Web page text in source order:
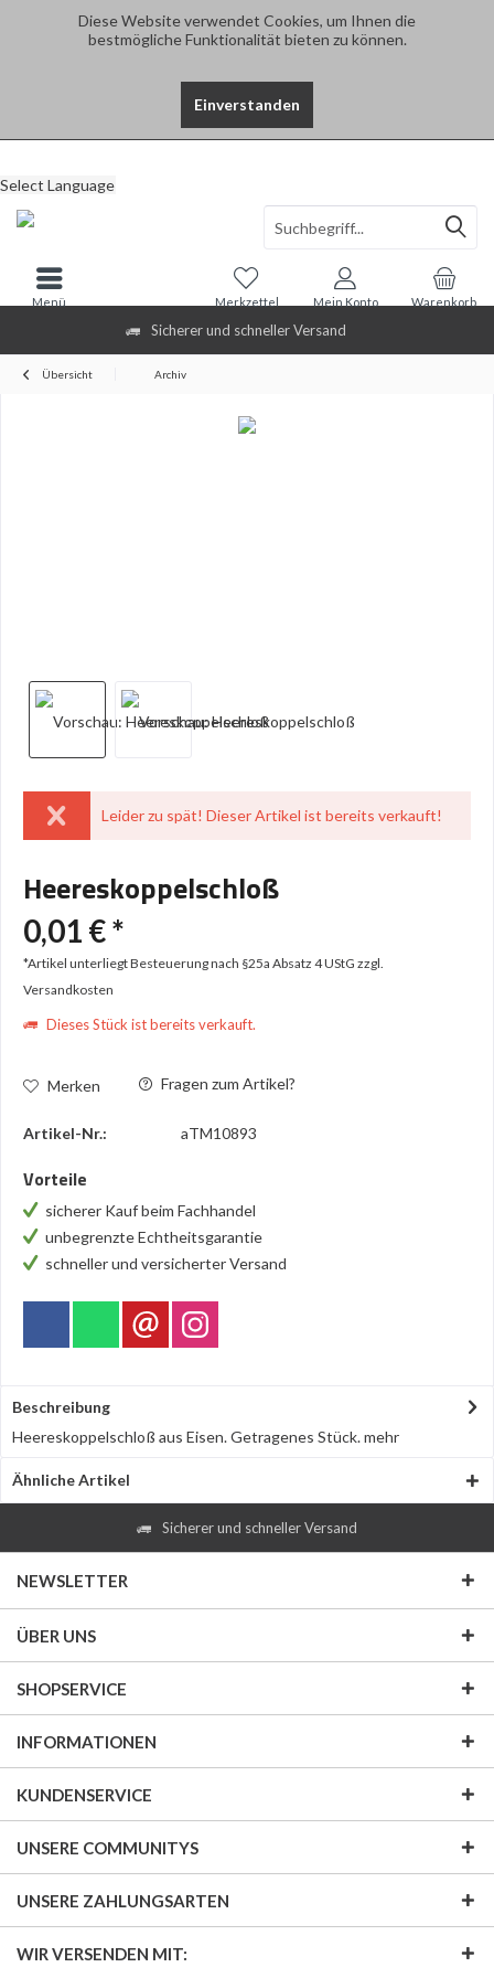
Diese Website verwendet Cookies, um Ihnen die
bestmögliche Funktionalität bieten zu können.
Einverstanden
Sicherer und schneller Versand
Select Language
Warenkorb
Merkzettel Mein Konto
Menü
Übersicht Archiv
Leider zu spät! Dieser Artikel ist bereits verkauft!
Heereskoppelschloß
0,01 € *
*Artikel unterliegt Besteuerung nach §25a Absatz 4 UStG zzgl.
Versandkosten
Dieses Stück ist bereits verkauft.
Merken Fragen zum Artikel?
Artikel-Nr.: aTM10893
Vorteile
sicherer Kauf beim Fachhandel
unbegrenzte Echtheitsgarantie
schneller und versicherter Versand
Beschreibung
Heereskoppelschloß aus Eisen. Getragenes Stück.mehr
Ähnliche Artikel
Sicherer und schneller Versand
NEWSLETTER
ÜBER UNS
SHOPSERVICE
INFORMATIONEN
KUNDENSERVICE
UNSERE COMMUNITYS
UNSERE ZAHLUNGSARTEN
WIR VERSENDEN MIT: